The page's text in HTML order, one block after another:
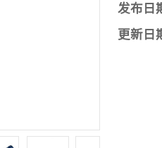
发布日
更新日